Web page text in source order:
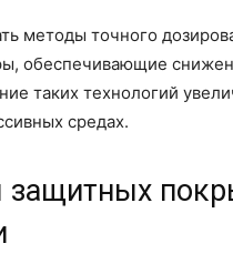
методы точного
обеспечивающие
таких технологий
средах.
защитных